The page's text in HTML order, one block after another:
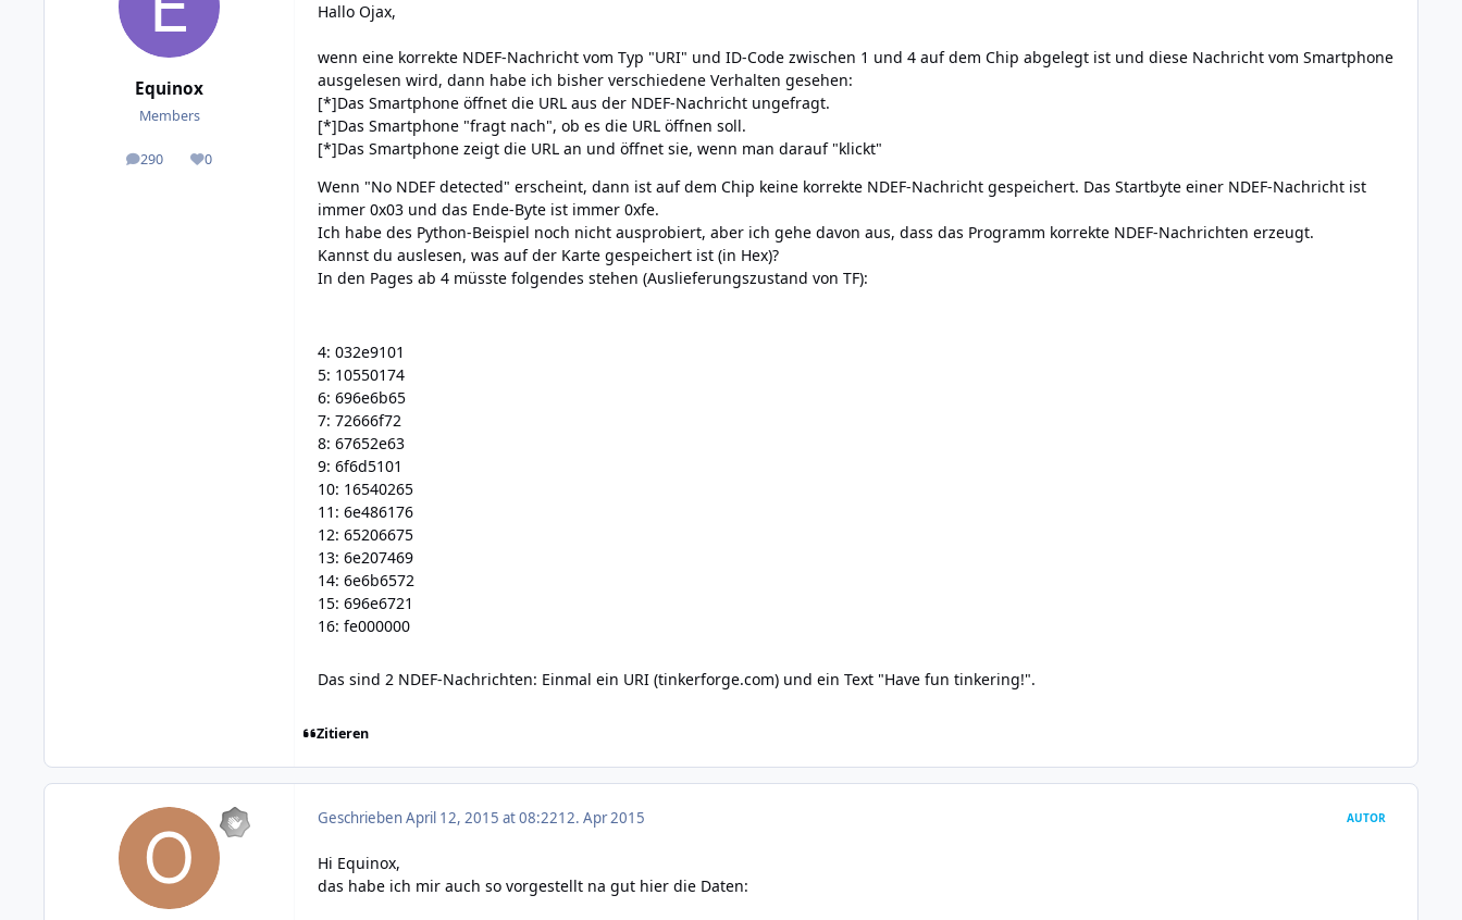
Equinox
Members
290
posts 0
Reputation
Hallo Ojax,
wenn eine korrekte NDEF-Nachricht vom Typ "URI" und ID-Code zwischen 1 und 4 auf dem Chip abgelegt ist und diese Nachricht vom Smartphone
ausgelesen wird, dann habe ich bisher verschiedene Verhalten gesehen:
[*]Das Smartphone öffnet die URL aus der NDEF-Nachricht ungefragt.
[*]Das Smartphone "fragt nach", ob es die URL öffnen soll.
[*]Das Smartphone zeigt die URL an und öffnet sie, wenn man darauf "klickt"
Wenn "No NDEF detected" erscheint, dann ist auf dem Chip keine korrekte NDEF-Nachricht gespeichert. Das Startbyte einer NDEF-Nachricht ist
immer 0x03 und das Ende-Byte ist immer 0xfe.
Ich habe des Python-Beispiel noch nicht ausprobiert, aber ich gehe davon aus, dass das Programm korrekte NDEF-Nachrichten erzeugt.
Kannst du auslesen, was auf der Karte gespeichert ist (in Hex)?
In den Pages ab 4 müsste folgendes stehen (Auslieferungszustand von TF):
4: 032e9101
5: 10550174
6: 696e6b65
7: 72666f72
8: 67652e63
9: 6f6d5101
10: 16540265
11: 6e486176
12: 65206675
13: 6e207469
14: 6e6b6572
15: 696e6721
16: fe000000
Das sind 2 NDEF-Nachrichten: Einmal ein URI (tinkerforge.com) und ein Text "Have fun tinkering!".
Zitieren
GeschriebenApril 12, 2015 at 08:2212. Apr 2015 AUTOR
Hi Equinox,
das habe ich mir auch so vorgestellt na gut hier die Daten: